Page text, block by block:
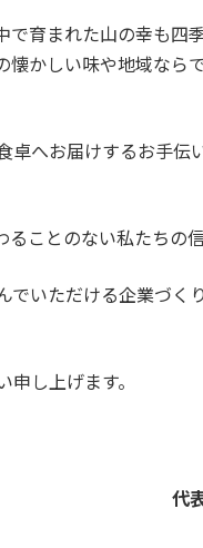
育まれた山の幸も四
かしい味や地域なら
卓へお届けするお手伝
ことのない私たちの信
いただける企業づく
し上げます。
代